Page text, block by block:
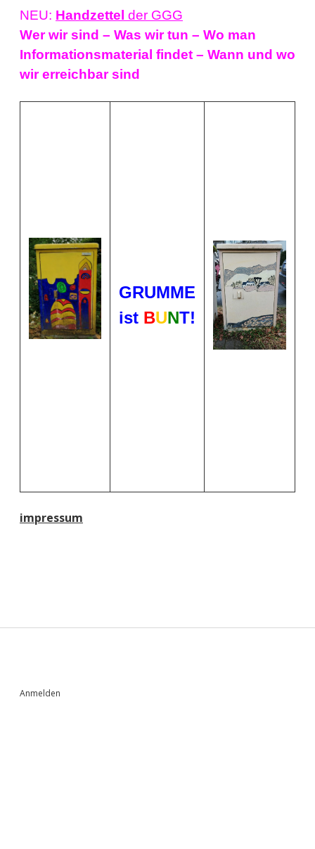
NEU: Handzettel der GGG
Wer wir sind – Was wir tun – Wo man
Informationsmaterial findet – Wann und wo
wir erreichbar sind
GRUMME
ist BUNT!
impressum
Anmelden